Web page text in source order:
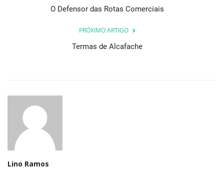
O Defensor das Rotas Comerciais
PRÓXIMO ARTIGO
Termas de Alcafache
Lino Ramos